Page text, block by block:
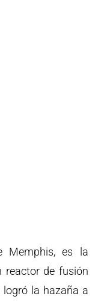
Memphis, es la
reactor de fusión
la hazaña a